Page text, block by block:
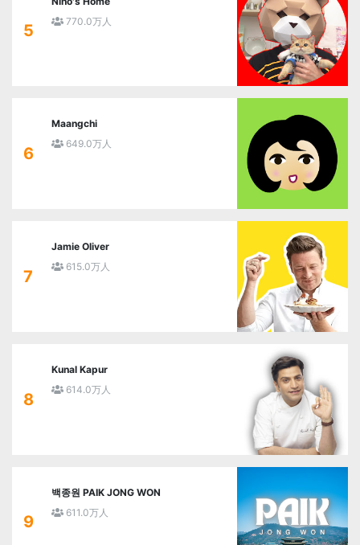
5
770.0万人
6
Maangchi
649.0万人
7
Jamie Oliver
615.0万人
8
Kunal Kapur
614.0万人
9
백종원 PAIK JONG WON
611.0万人